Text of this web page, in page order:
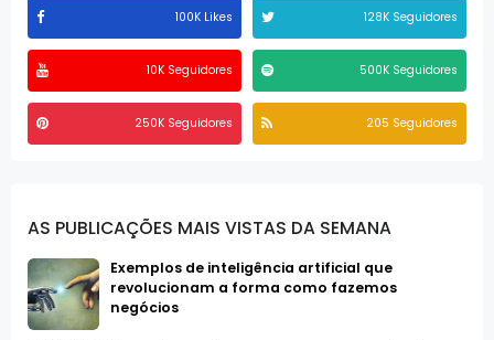
100K Likes 128K Seguidores
10K Seguidores 500K Seguidores
250K Seguidores 205 Seguidores
AS PUBLICAÇÕES MAIS VISTAS DA SEMANA
Exemplos de inteligência artificial que
revolucionam a forma como fazemos
negócios